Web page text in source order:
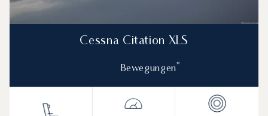
Cessna Citation XLS
Bewegungen*